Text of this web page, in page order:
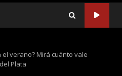
verano? Mirá cuánto vale
Plata